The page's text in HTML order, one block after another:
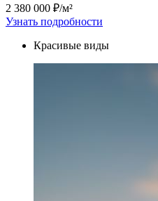
2 380 000 ₽/м²
Узнать подробности
Красивые виды